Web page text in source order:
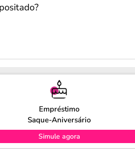
Empréstimo
Saque-Aniversário
Simule agora